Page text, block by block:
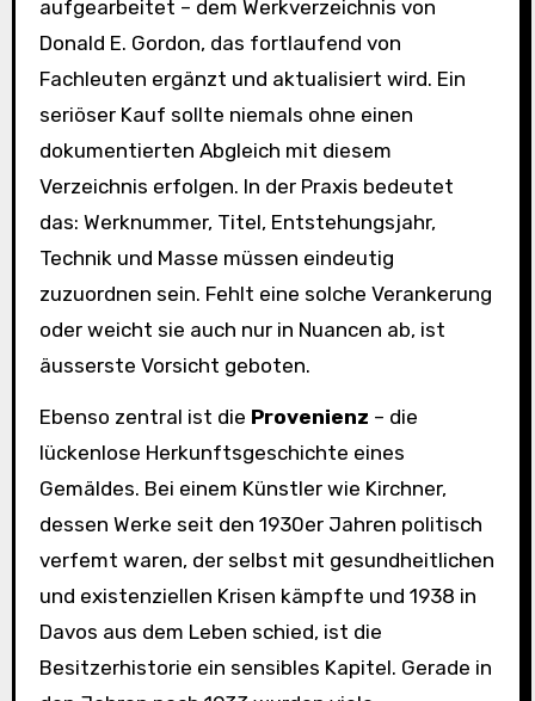
aufgearbeitet – dem Werkverzeichnis von
Donald E. Gordon, das fortlaufend von
Fachleuten ergänzt und aktualisiert wird. Ein
seriöser Kauf sollte niemals ohne einen
dokumentierten Abgleich mit diesem
Verzeichnis erfolgen. In der Praxis bedeutet
das: Werknummer, Titel, Entstehungsjahr,
Technik und Masse müssen eindeutig
zuzuordnen sein. Fehlt eine solche Verankerung
oder weicht sie auch nur in Nuancen ab, ist
äusserste Vorsicht geboten.
Ebenso zentral ist die Provenienz – die
lückenlose Herkunftsgeschichte eines
Gemäldes. Bei einem Künstler wie Kirchner,
dessen Werke seit den 1930er Jahren politisch
verfemt waren, der selbst mit gesundheitlichen
und existenziellen Krisen kämpfte und 1938 in
Davos aus dem Leben schied, ist die
Besitzerhistorie ein sensibles Kapitel. Gerade in